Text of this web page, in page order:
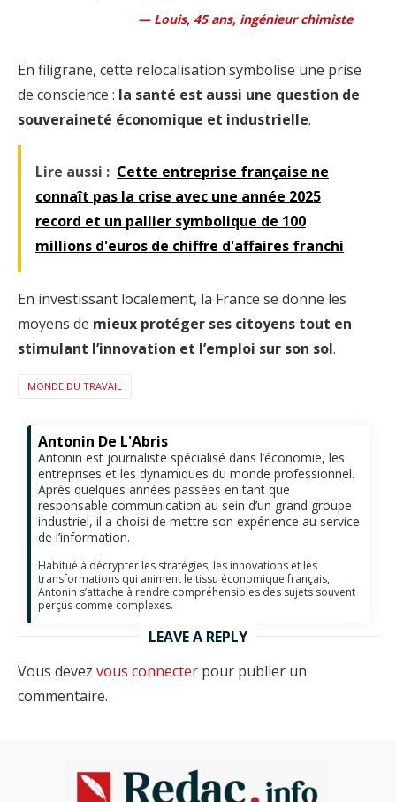
Louis, 45 ans, ingénieur chimiste
En filigrane, cette relocalisation symbolise une prise
de conscience : la santé est aussi une question de
souveraineté économique et industrielle.
Lire aussi : Cette entreprise française ne
connaît pas la crise avec une année 2025
record et un pallier symbolique de 100
millions d'euros de chiffre d'affaires franchi
En investissant localement, la France se donne les
moyens de mieux protéger ses citoyens tout en
stimulant l’innovation et l’emploi sur son sol.
MONDE DU TRAVAIL
Antonin De L'Abris
Antonin est journaliste spécialisé dans l’économie, les
entreprises et les dynamiques du monde professionnel.
Après quelques années passées en tant que
responsable communication au sein d’un grand groupe
industriel, il a choisi de mettre son expérience au service
de l’information.
Habitué à décrypter les stratégies, les innovations et les
transformations qui animent le tissu économique français,
Antonin s’attache à rendre compréhensibles des sujets souvent
perçus comme complexes.
LEAVE A REPLY
Vous devez vous connecter pour publier un
commentaire.